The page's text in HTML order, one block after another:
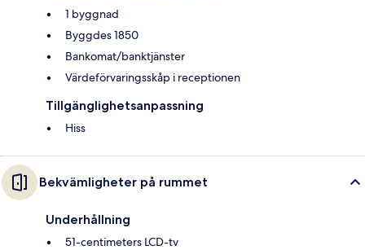
1 byggnad
Byggdes 1850
Bankomat/banktjänster
Värdeförvaringsskåp i receptionen
Tillgänglighetsanpassning
Hiss
Bekvämligheter på rummet
Underhållning
51-centimeters LCD-tv